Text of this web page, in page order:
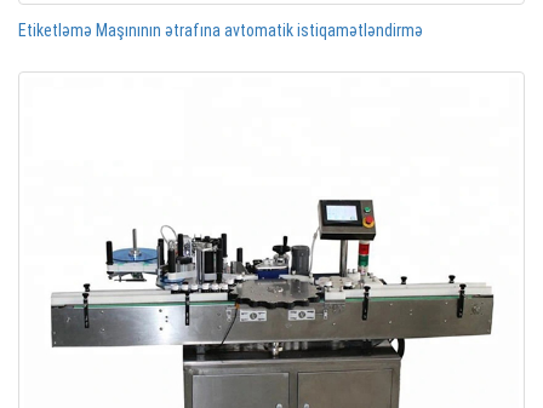
Etiketləmə Maşınının ətrafına avtomatik istiqamətləndirmə